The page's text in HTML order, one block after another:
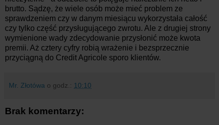
brutto. Sądzę, że wiele osób może mieć problem ze
sprawdzeniem czy w danym miesiącu wykorzystała całość
czy tylko część przysługującego zwrotu. Ale z drugiej strony
wymienione wady zdecydowanie przysłonić może kwota
premii. Aż cztery cyfry robią wrażenie i bezsprzecznie
przyciągną do Credit Agricole sporo klientów.
Mr. Złotówa o godz.: 10:10
Brak komentarzy: